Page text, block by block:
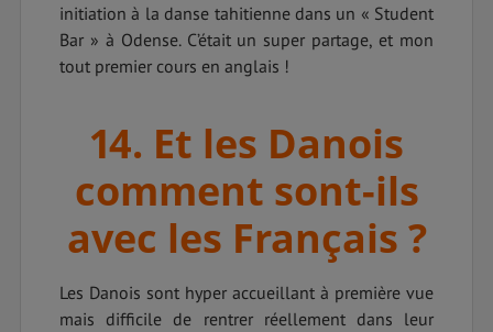
initiation à la danse tahitienne dans un « Student
Bar » à Odense. C’était un super partage, et mon
tout premier cours en anglais !
14. Et les Danois
comment sont-ils
avec les Français ?
Les Danois sont hyper accueillant à première vue
mais difficile de rentrer réellement dans leur